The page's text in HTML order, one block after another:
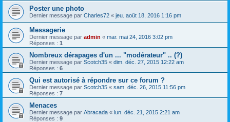
Poster une photo
Dernier message par Charles72 « jeu. août 18, 2016 1:16 pm
Messagerie
Dernier message par admin « mar. mai 24, 2016 3:02 pm
Réponses : 1
Nombreux dérapages d'un ... "modérateur" .. (?)
Dernier message par Scotch35 « dim. déc. 27, 2015 12:22 am
Réponses : 6
Qui est autorisé à répondre sur ce forum ?
Dernier message par Scotch35 « sam. déc. 26, 2015 11:56 pm
Réponses : 7
Menaces
Dernier message par Abracada « lun. déc. 21, 2015 2:21 am
Réponses : 9